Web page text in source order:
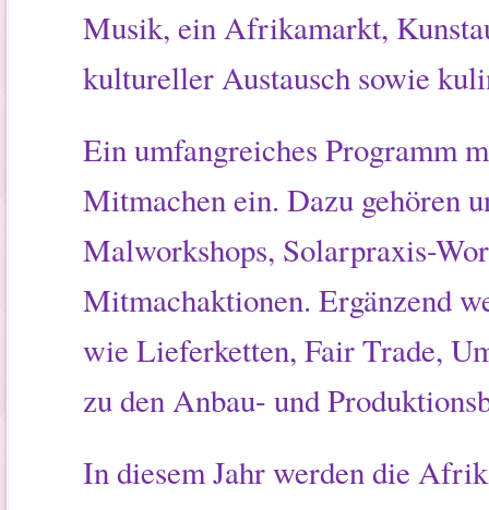
Musik, ein Afrikamarkt,
kultureller Austausch sowie
Ein umfangreiches Programm
Mitmachen ein. Dazu gehören
Malworkshops, Solarpraxis-
Mitmachaktionen. Ergänzend
wie Lieferketten, Fair Trade,
zu den Anbau- und
In diesem Jahr werden die